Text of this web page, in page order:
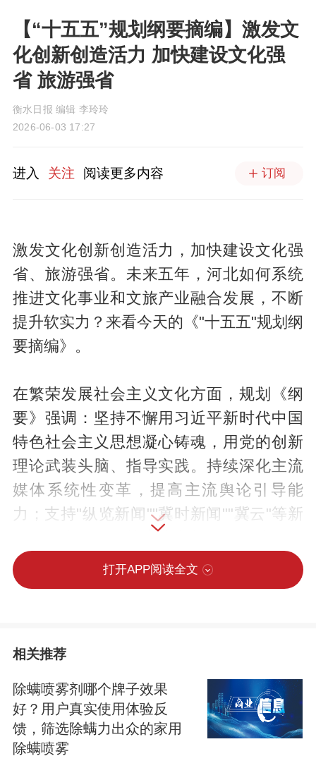
【“十五五”规划纲要摘编】激发文
化创新创造活力 加快建设文化强
省 旅游强省
衡水日报 编辑 李玲玲
2026-06-03 17:27
进入 关注 阅读更多内容 订阅
激发文化创新创造活力，加快建设文化强
省、旅游强省。未来五年，河北如何系统
推进文化事业和文旅产业融合发展，不断
提升软实力？来看今天的《"十五五"规划纲
要摘编》。
在繁荣发展社会主义文化方面，规划《纲
要》强调：坚持不懈用习近平新时代中国
特色社会主义思想凝心铸魂，用党的创新
理论武装头脑、指导实践。持续深化主流
媒体系统性变革，提高主流舆论引导能
力；支持"纵览新闻""冀时新闻""冀云"等新
全网络生态治理长效机制，加强网络内容
建设和管理。
规划《纲要》提出：发展社会主义先进文
化，加强西柏坡精神、塞罕坝精神等研究
阐释传播，弘扬革命文化；推进校园文化
建设，加强诚信文化建设，加强新时代廉
洁文化建设，深入实施公民道德建设工
打开APP阅读全文
相关推荐
除螨喷雾剂哪个牌子效果
好？用户真实使用体验反
馈，筛选除螨力出众的家用
除螨喷雾